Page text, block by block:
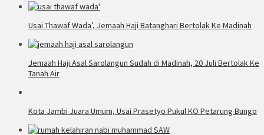
Usai Thawaf Wada’, Jemaah Haji Batanghari Bertolak Ke Madinah
Jemaah Haji Asal Sarolangun Sudah di Madinah, 20 Juli Bertolak Ke
Tanah Air
Kota Jambi Juara Umum, Usai Prasetyo Pukul KO Petarung Bungo